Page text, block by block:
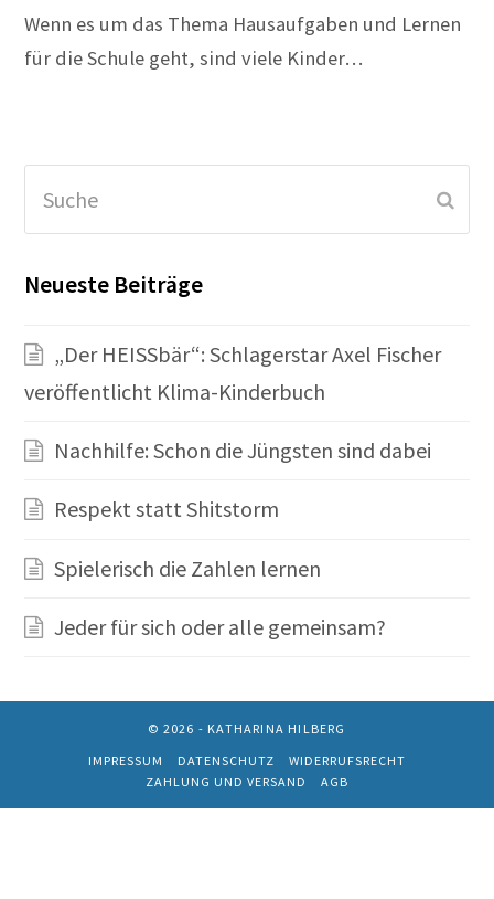
Wenn es um das Thema Hausaufgaben und Lernen
für die Schule geht, sind viele Kinder…
Neueste Beiträge
„Der HEISSbär“: Schlagerstar Axel Fischer
veröffentlicht Klima-Kinderbuch
Nachhilfe: Schon die Jüngsten sind dabei
Respekt statt Shitstorm
Spielerisch die Zahlen lernen
Jeder für sich oder alle gemeinsam?
© 2026 - KATHARINA HILBERG
IMPRESSUM
DATENSCHUTZ
WIDERRUFSRECHT
ZAHLUNG UND VERSAND
AGB